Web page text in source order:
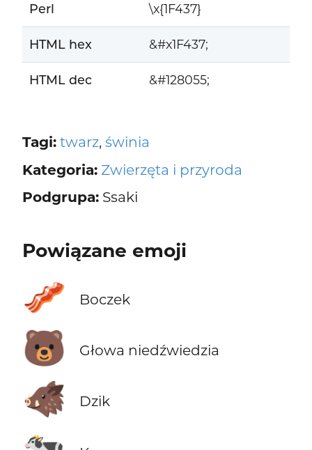
Perl \x{1F437}
HTML hex &#x1F437;
HTML dec &#128055;
Tagi: twarz, świnia
Kategoria: Zwierzęta i przyroda
Podgrupa:Ssaki
Powiązane emoji
🥓 Boczek
🐻 Głowa niedźwiedzia
🐗 Dzik